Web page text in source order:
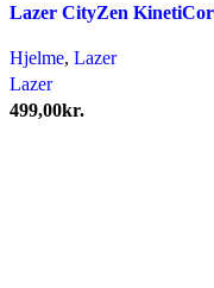
Lazer CityZen
Hjelme, Lazer
Lazer
499,00kr.